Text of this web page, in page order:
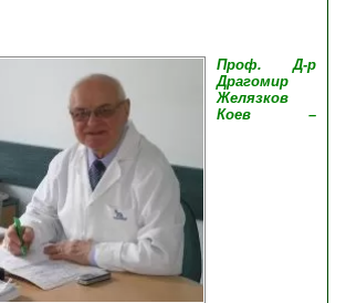
Проф. Д-р
Драгомир
Желязков
Коев –